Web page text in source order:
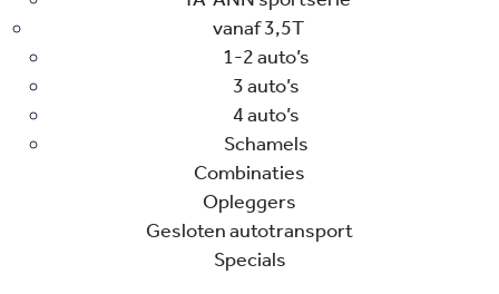
vanaf 3,5T
1-2 auto’s
3 auto’s
4 auto’s
Schamels
Combinaties
Opleggers
Gesloten autotransport
Specials